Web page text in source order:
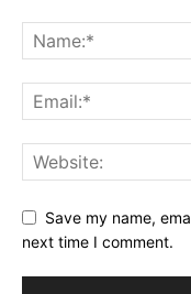
Save my name,
next time I comment.